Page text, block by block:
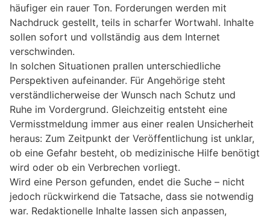
häufiger ein rauer Ton. Forderungen werden mit
Nachdruck gestellt, teils in scharfer Wortwahl. Inhalte
sollen sofort und vollständig aus dem Internet
verschwinden.
In solchen Situationen prallen unterschiedliche
Perspektiven aufeinander. Für Angehörige steht
verständlicherweise der Wunsch nach Schutz und
Ruhe im Vordergrund. Gleichzeitig entsteht eine
Vermisstmeldung immer aus einer realen Unsicherheit
heraus: Zum Zeitpunkt der Veröffentlichung ist unklar,
ob eine Gefahr besteht, ob medizinische Hilfe benötigt
wird oder ob ein Verbrechen vorliegt.
Wird eine Person gefunden, endet die Suche – nicht
jedoch rückwirkend die Tatsache, dass sie notwendig
war. Redaktionelle Inhalte lassen sich anpassen,